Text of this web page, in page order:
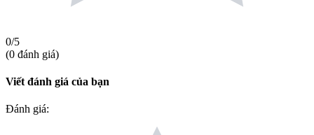
0/5
(0 đánh giá)
Viết đánh giá của bạn
Đánh giá: